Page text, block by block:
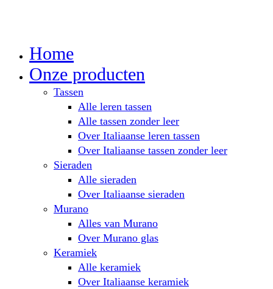
Home
Onze producten
Tassen
Alle leren tassen
Alle tassen zonder leer
Over Italiaanse leren tassen
Over Italiaanse tassen zonder leer
Sieraden
Alle sieraden
Over Italiaanse sieraden
Murano
Alles van Murano
Over Murano glas
Keramiek
Alle keramiek
Over Italiaanse keramiek